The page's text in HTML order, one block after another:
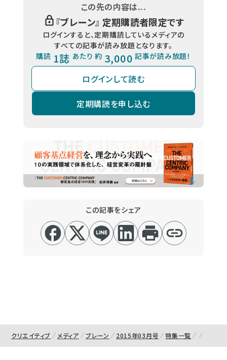
この先の内容は...
『ブレーン』 定期購読者限定です
ログインすると、定期購読しているメディアの
すべての記事が読み放題となります。
購読 1誌 あたり 約 3,000 記事が読み放題！
ログインして読む
定期購読を申し込む
この記事をシェア
クリエイティブ メディア ブレーン 2015年03月号 特集一覧